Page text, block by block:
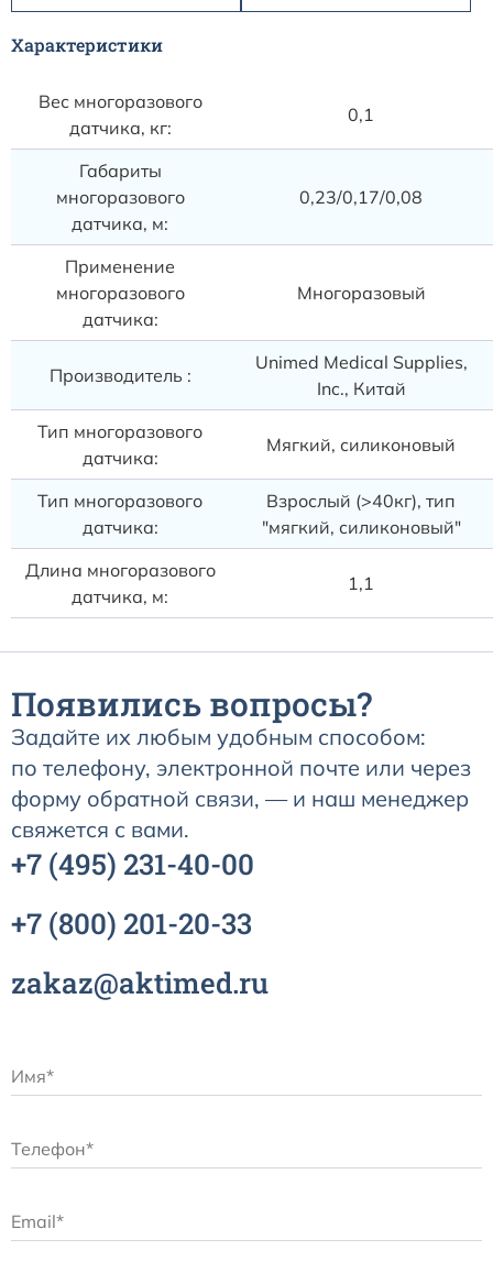
Характеристики
Вес многоразового
датчика, кг:
0,1
Габариты
многоразового
датчика, м:
0,23/0,17/0,08
Применение
многоразового
датчика:
Многоразовый
Производитель :
Unimed Medical Supplies,
Inc., Китай
Тип многоразового
датчика:
Мягкий, силиконовый
Тип многоразового
датчика:
Взрослый (>40кг), тип
"мягкий, силиконовый"
Длина многоразового
датчика, м:
1,1
Появились вопросы?
Задайте их любым удобным способом:
по телефону, электронной почте или через
форму обратной связи, — и наш менеджер
свяжется с вами.
+7 (495) 231-40-00
+7 (800) 201-20-33
zakaz@aktimed.ru